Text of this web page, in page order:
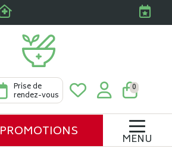
Pharmacies Clabots &
Prise de
rendez-vous
0
PROMOTIONS MENU